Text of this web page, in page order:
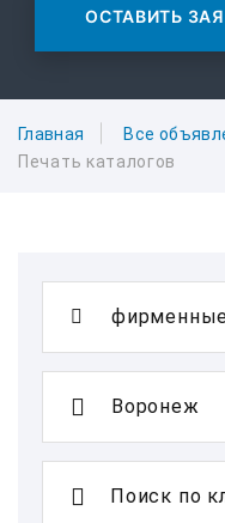
ОСТАВИТЬ
Главная Все
Печать каталогов
Поиск по